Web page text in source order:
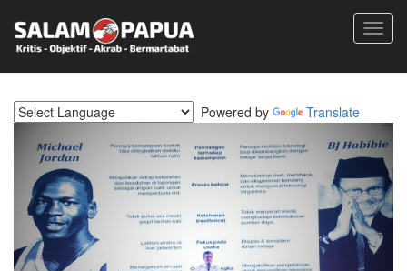
Powered by Translate